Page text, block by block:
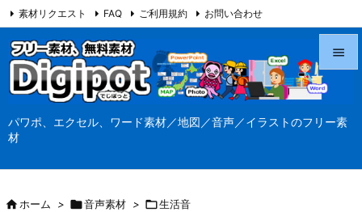
パワポ、エクセル、ワード素材／地図／音声／イラストのフリー素
材



素材リクエスト FAQ ご利用規約 お問い合わせ
当サイト（Digipot.net）について
ホーム > 音声素材 > 生活音